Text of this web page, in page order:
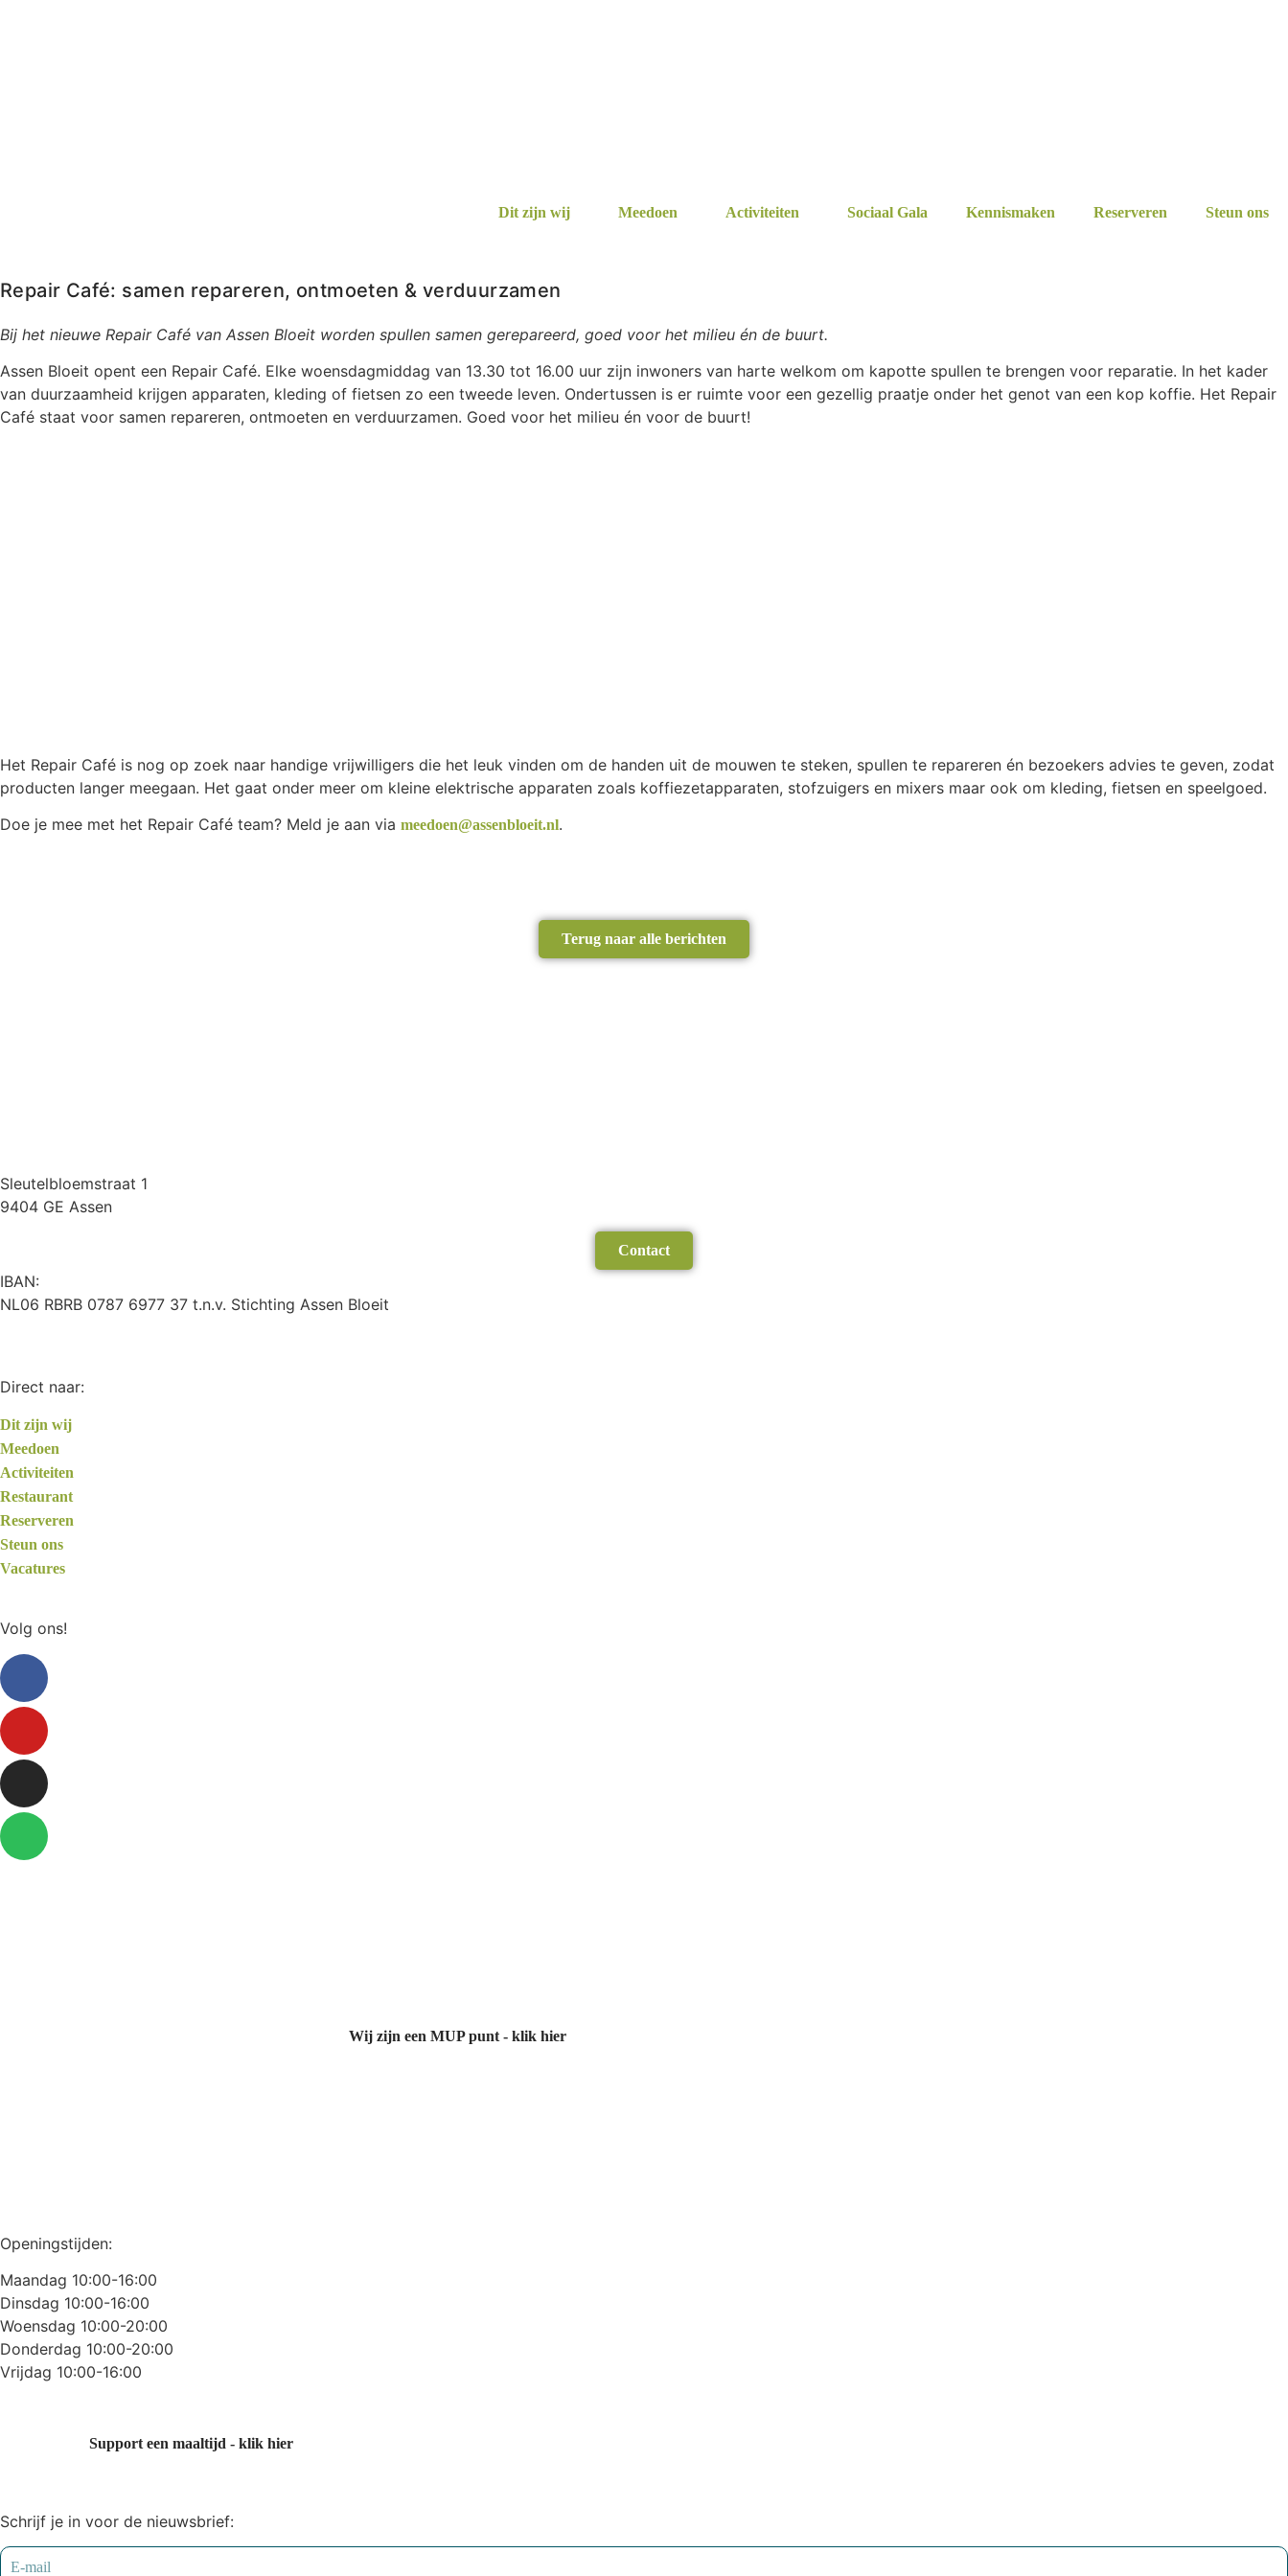
Dit zijn wij Meedoen Activiteiten Sociaal Gala Kennismaken Reserveren Steun ons
Repair Café: samen repareren, ontmoeten & verduurzamen
Bij het nieuwe Repair Café van Assen Bloeit worden spullen samen gerepareerd, goed voor het milieu én de buurt.
Assen Bloeit opent een Repair Café. Elke woensdagmiddag van 13.30 tot 16.00 uur zijn inwoners van harte welkom om kapotte spullen te brengen voor reparatie. In het kader
van duurzaamheid krijgen apparaten, kleding of fietsen zo een tweede leven. Ondertussen is er ruimte voor een gezellig praatje onder het genot van een kop koffie. Het Repair
Café staat voor samen repareren, ontmoeten en verduurzamen. Goed voor het milieu én voor de buurt!
Het Repair Café is nog op zoek naar handige vrijwilligers die het leuk vinden om de handen uit de mouwen te steken, spullen te repareren én bezoekers advies te geven, zodat
producten langer meegaan. Het gaat onder meer om kleine elektrische apparaten zoals koffiezetapparaten, stofzuigers en mixers maar ook om kleding, fietsen en speelgoed.
Doe je mee met het Repair Café team? Meld je aan via meedoen@assenbloeit.nl.
Terug naar alle berichten
Sleutelbloemstraat 1
9404 GE Assen
Contact
IBAN:
NL06 RBRB 0787 6977 37 t.n.v. Stichting Assen Bloeit
Direct naar:
Dit zijn wij
Meedoen
Activiteiten
Restaurant
Reserveren
Steun ons
Vacatures
Volg ons!
Wij zijn een MUP punt - klik hier
Openingstijden:
Maandag 10:00-16:00
Dinsdag 10:00-16:00
Woensdag 10:00-20:00
Donderdag 10:00-20:00
Vrijdag 10:00-16:00
Support een maaltijd - klik hier
Schrijf je in voor de nieuwsbrief: